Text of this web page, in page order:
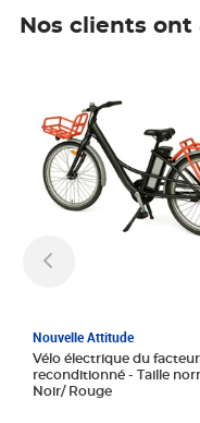
Nos clients
Nouvelle Attitude
Vélo électrique du
reconditionné - Taille normale -
Noir/ Rouge